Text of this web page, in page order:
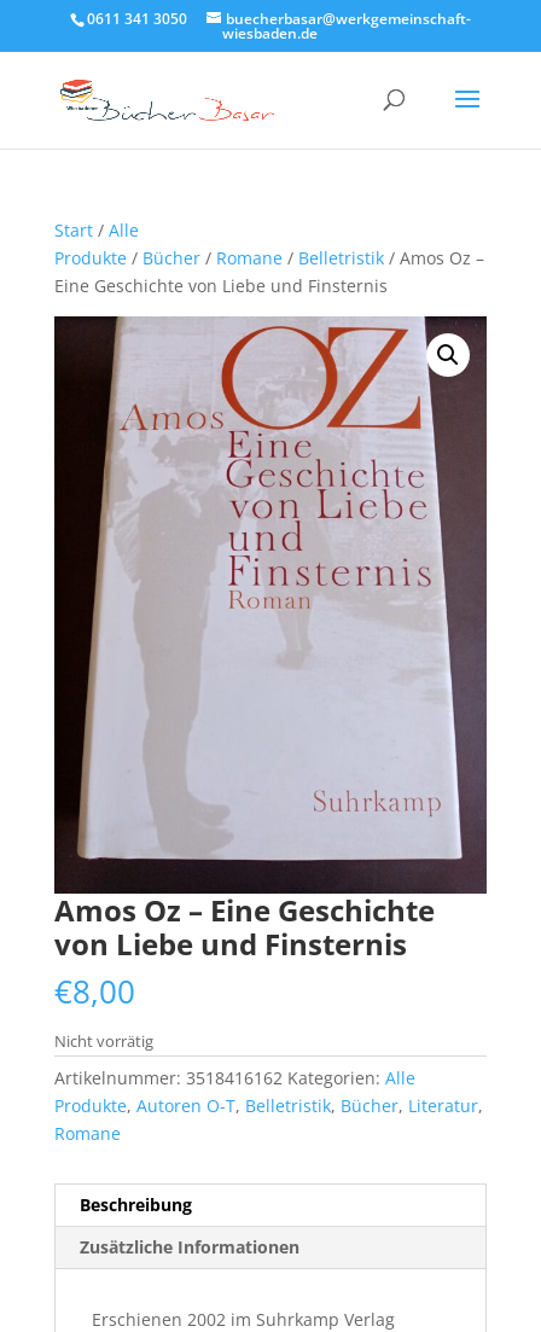
0611 341 3050 buecherbasar@werkgemeinschaft-
wiesbaden.de
Start/ Alle
Produkte/ Bücher/ Romane/ Belletristik/ Amos Oz –
Eine Geschichte von Liebe und Finsternis
Amos Oz – Eine Geschichte
von Liebe und Finsternis
€8,00
Nicht vorrätig
Artikelnummer: 3518416162 Kategorien: Alle
Produkte, Autoren O-T, Belletristik, Bücher, Literatur,
Romane
Beschreibung
Zusätzliche Informationen
Erschienen 2002 im Suhrkamp Verlag